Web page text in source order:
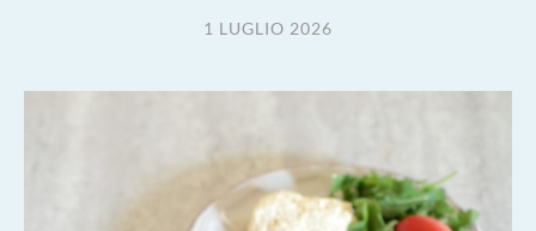
1 LUGLIO 2026